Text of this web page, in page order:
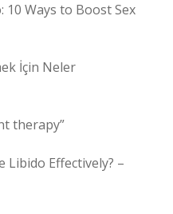
10 Ways to Boost Sex
İçin Neler
therapy”
Libido Effectively? –